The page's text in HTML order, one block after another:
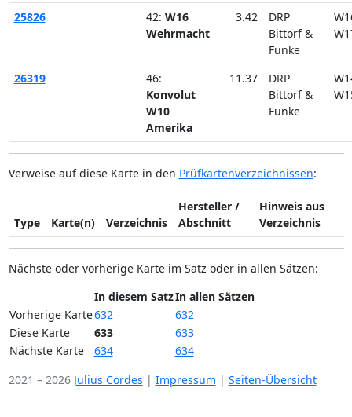
25826 42: W16
Wehrmacht
3.42
DRP
Bittorf &
Funke
26319
46:
Konvolut
W10
Amerika
11.37
DRP
Bittorf &
Funke
Verweise auf diese Karte in den Prüfkartenverzeichnissen:
Type Karte(n) Verzeichnis
Hersteller /
Abschnitt
Hinweis aus
Verzeichnis
Nächste oder vorherige Karte im Satz oder in allen Sätzen:
In diesem SatzIn allen Sätzen
Vorherige Karte632
632
Diese Karte
633
633
Nächste Karte
634
634
2021 – 2026 Julius Cordes | Impressum | Seiten-Übersicht